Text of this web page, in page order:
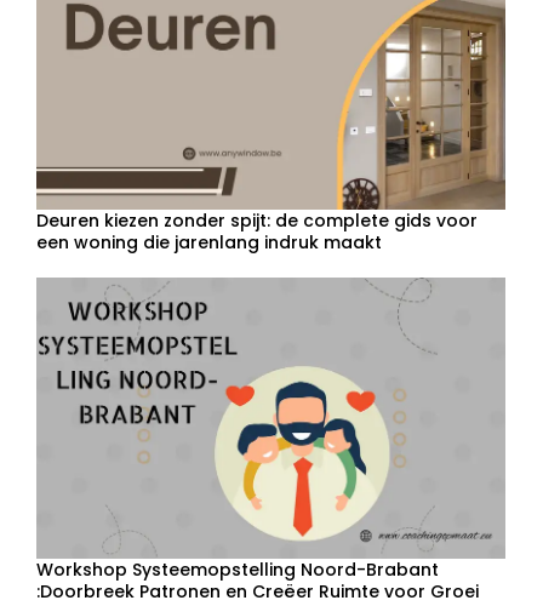
Deuren kiezen zonder spijt: de complete gids voor
een woning die jarenlang indruk maakt
Workshop Systeemopstelling Noord-Brabant
:Doorbreek Patronen en Creëer Ruimte voor Groei